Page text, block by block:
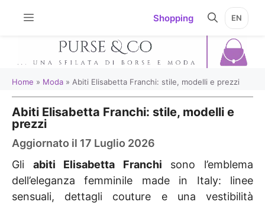
Shopping EN
Home » Moda » Abiti Elisabetta Franchi: stile, modelli e prezzi
Abiti Elisabetta Franchi: stile, modelli e
prezzi
Aggiornato il 17 Luglio 2026
Gli abiti Elisabetta Franchi sono l’emblema
dell’eleganza femminile made in Italy: linee
sensuali, dettagli couture e una vestibilità